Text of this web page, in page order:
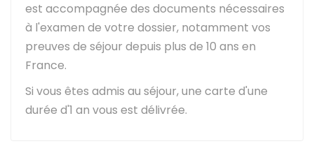
est accompagnée des documents nécessaires
à l'examen de votre dossier, notamment vos
preuves de séjour depuis plus de 10 ans en
France.
Si vous êtes admis au séjour, une carte d'une
durée d'1 an vous est délivrée.